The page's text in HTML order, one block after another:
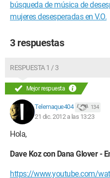
búsqueda de música de
mujeres desesperadas en V.O.
3 respuestas
RESPUESTA 1 / 3
Mejor respuesta
Telemaque404 134
21 dic. 2012 a las 13:23
Hola,
Dave Koz con Dana Glover -
https://www.youtube.com/